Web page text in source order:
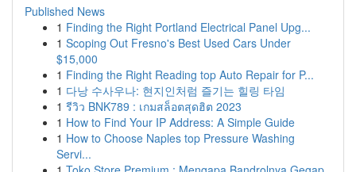
Published News
1 Finding the Right Portland Electrical Panel Upg...
1 Scoping Out Fresno's Best Used Cars Under
$15,000
1 Finding the Right Reading top Auto Repair for P...
1 다낭 수사우나: 현지인처럼 즐기는 힐링 타임
1 รีวิว BNK789 : เกมสล็อตสุดฮิต 2023
1 How to Find Your IP Address: A Simple Guide
1 How to Choose Naples top Pressure Washing
Servi...